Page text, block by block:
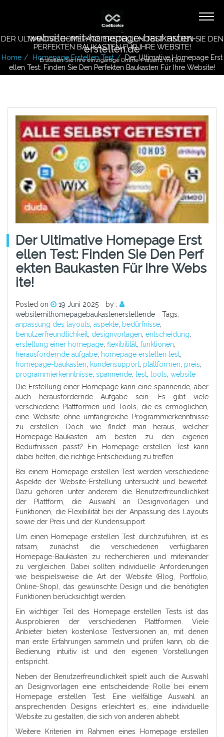
website-mit-homepage-baukasten-
erstellen.de
Erstellen Sie Ihre einzigartige Online-Präsenz mit uns
DER ULTIMATIVE HOMEPAGE ERSTELLEN TEST: FINDEN SIE DEN
PERFEKTEN BAUKASTEN FÜR IHRE WEBSITE!
Home Homepage Erstellen Test
Der Ultimative Homepage Erst
Ellen Test: Finden Sie Den Perfekten Baukasten Für Ihre Website!
Der Ultimative Homepage Erst
Ellen Test: Finden Sie Den Perf
Ekten Baukasten Für Ihre Webs
Ite!
Posted on 19 Juni 2025
by :
websitemithomepagebaukastenerstellende
Tags:
anpassung des layouts, aspekte, bedürfnisse,
benutzerfreundlichkeit, designvorlagen, entscheidung,
erstellung einer homepage, flexibilität, funktionen,
herausfordernde aufgabe, homepage erstellen test,
homepage-baukasten, kundensupport, plattformen, preis,
programmierkenntnisse, spannende, test, tools, website
Die Erstellung einer Homepage kann eine spannende, aber
auch herausfordernde Aufgabe sein. Es gibt viele
verschiedene Plattformen und Tools, die es ermöglichen,
eine Website ohne umfangreiche Programmierkenntnisse
zu erstellen. Doch wie findet man heraus, welcher
Homepage-Baukasten am besten zu den eigenen
Bedürfnissen passt? Ein Homepage erstellen Test kann
dabei helfen, die richtige Entscheidung zu treffen.
Bei einem Homepage erstellen Test werden verschiedene
Aspekte der Website-Erstellung untersucht und bewertet.
Dazu gehören unter anderem die Benutzerfreundlichkeit
der Plattform, die Auswahl an Designvorlagen und
Funktionen, die Flexibilität bei der Anpassung des Layouts
sowie der Preis und der Kundensupport.
Um einen Homepage erstellen Test durchzuführen, ist es
ratsam, zunächst die verschiedenen verfügbaren
Homepage-Baukästen zu recherchieren und miteinander
zu vergleichen. Dabei sollten individuelle Anforderungen
wie beispielsweise die Art der Website (Blog, Portfolio,
Online-Shop), das gewünschte Design und die benötigten
Funktionen berücksichtigt werden.
Ein wichtiger Teil des Homepage erstellen Tests ist das
Ausprobieren der verschiedenen Plattformen. Viele
Anbieter bieten kostenlose Testversionen an, mit denen
man erste Erfahrungen sammeln und prüfen kann, ob die
Bedienung intuitiv ist und den eigenen Vorstellungen
entspricht.
Neben der Benutzerfreundlichkeit spielt auch die Auswahl
an Designvorlagen eine entscheidende Rolle bei einem
Homepage erstellen Test. Eine vielfältige Auswahl an
ansprechenden Designs erleichtert es, eine individuelle
Website zu gestalten, die sich von anderen abhebt.
Weitere Kriterien im Rahmen eines Homepage erstellen